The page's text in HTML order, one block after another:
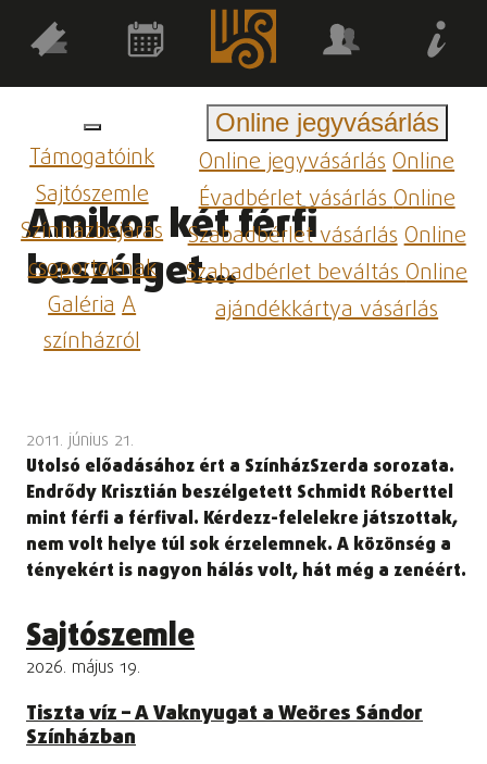
Támogatóink
Sajtószemle
Színházbejárás
csoportoknak
GalériaA
színházról
Online jegyvásárlás
Online jegyvásárlásOnline
Évadbérlet vásárlásOnline
Szabadbérlet vásárlásOnline
Szabadbérlet beváltásOnline
ajándékkártya vásárlás
Amikor két férfi
beszélget...
2011. június 21.
Utolsó előadásához ért a SzínházSzerda sorozata.
Endrődy Krisztián beszélgetett Schmidt Róberttel
mint férfi a férfival. Kérdezz-felelekre játszottak,
nem volt helye túl sok érzelemnek. A közönség a
tényekért is nagyon hálás volt, hát még a zenéért.
Sajtószemle
2026. május 19.
Tiszta víz – A Vaknyugat a Weöres Sándor
Színházban